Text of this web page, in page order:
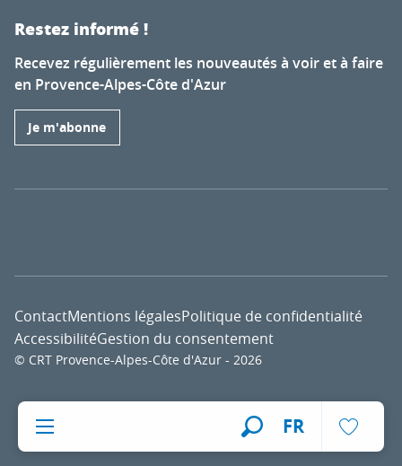
Recherche
FR
Restez informé !
Recevez régulièrement les nouveautés à voir et à faire
en Provence-Alpes-Côte d'Azur
Je m'abonne
© CRT Provence-Alpes-Côte d'Azur - 2026
ContactMentions légalesPolitique de confidentialité
AccessibilitéGestion du consentement